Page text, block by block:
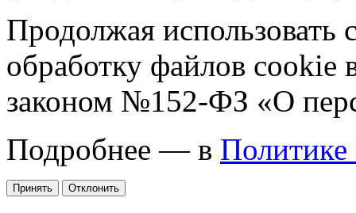
Продолжая использовать
обработку файлов cookie
законом №152-ФЗ «О
Подробнее — в Политике
Принять Отклонить